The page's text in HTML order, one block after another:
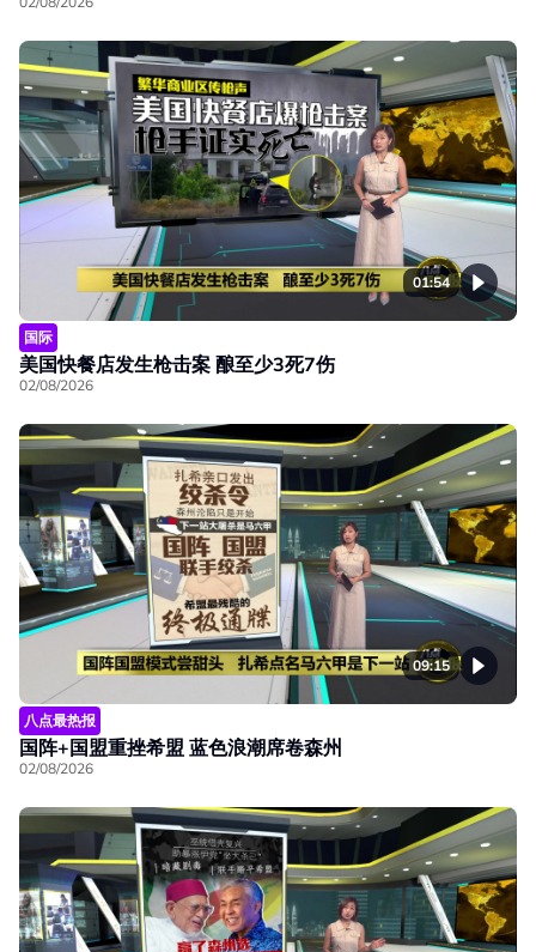
01:54
国际
美国快餐店发生枪击案 酿至少3死7伤
02/08/2026
09:15
八点最热报
国阵+国盟重挫希盟 蓝色浪潮席卷森州
02/08/2026